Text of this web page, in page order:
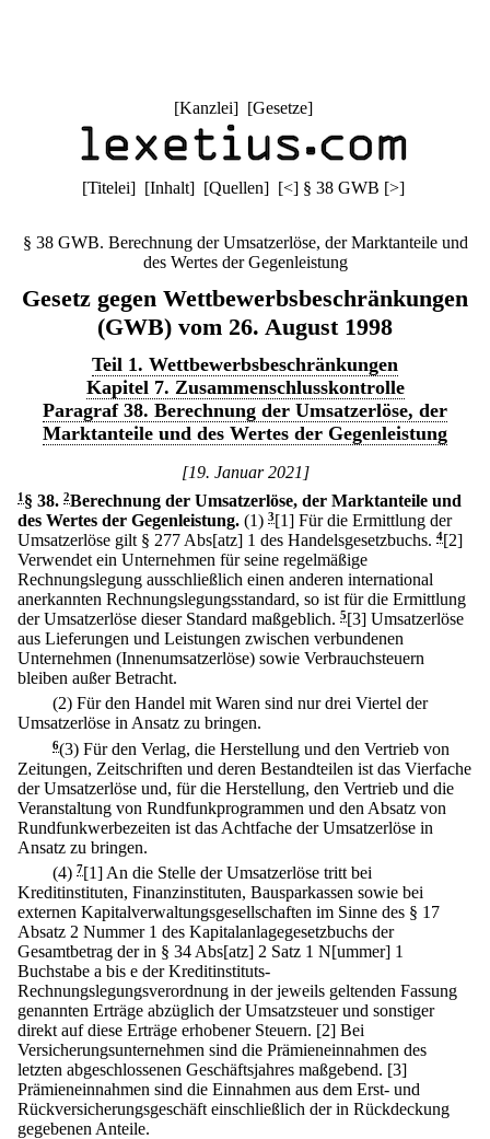
[Kanzlei] [Gesetze]
[Titelei] [Inhalt] [Quellen] [<] § 38 GWB [>]
§ 38 GWB. Berechnung der Umsatzerlöse, der Marktanteile und
des Wertes der Gegenleistung
Gesetz gegen Wettbewerbsbeschränkungen
(GWB) vom 26. August 1998
Teil 1. Wettbewerbsbeschränkungen
Kapitel 7. Zusammenschlusskontrolle
Paragraf 38. Berechnung der Umsatzerlöse, der
Marktanteile und des Wertes der Gegenleistung
[19. Januar 2021]
1 § 38. 2Berechnung der Umsatzerlöse, der Marktanteile und
des Wertes der Gegenleistung. (1) 3[1] Für die Ermittlung der
Umsatzerlöse gilt § 277 Abs[atz] 1 des Handelsgesetzbuchs. 4[2]
Verwendet ein Unternehmen für seine regelmäßige
Rechnungslegung ausschließlich einen anderen international
anerkannten Rechnungslegungsstandard, so ist für die Ermittlung
der Umsatzerlöse dieser Standard maßgeblich. 5[3] Umsatzerlöse
aus Lieferungen und Leistungen zwischen verbundenen
Unternehmen (Innenumsatzerlöse) sowie Verbrauchsteuern
bleiben außer Betracht.
(2) Für den Handel mit Waren sind nur drei Viertel der
Umsatzerlöse in Ansatz zu bringen.
6(3) Für den Verlag, die Herstellung und den Vertrieb von
Zeitungen, Zeitschriften und deren Bestandteilen ist das Vierfache
der Umsatzerlöse und, für die Herstellung, den Vertrieb und die
Veranstaltung von Rundfunkprogrammen und den Absatz von
Rundfunkwerbezeiten ist das Achtfache der Umsatzerlöse in
Ansatz zu bringen.
(4) 7[1] An die Stelle der Umsatzerlöse tritt bei
Kreditinstituten, Finanzinstituten, Bausparkassen sowie bei
externen Kapitalverwaltungsgesellschaften im Sinne des § 17
Absatz 2 Nummer 1 des Kapitalanlagegesetzbuchs der
Gesamtbetrag der in § 34 Abs[atz] 2 Satz 1 N[ummer] 1
Buchstabe a bis e der Kreditinstituts-
Rechnungslegungsverordnung in der jeweils geltenden Fassung
genannten Erträge abzüglich der Umsatzsteuer und sonstiger
direkt auf diese Erträge erhobener Steuern. [2] Bei
Versicherungsunternehmen sind die Prämieneinnahmen des
letzten abgeschlossenen Geschäftsjahres maßgebend. [3]
Prämieneinnahmen sind die Einnahmen aus dem Erst- und
Rückversicherungsgeschäft einschließlich der in Rückdeckung
gegebenen Anteile.